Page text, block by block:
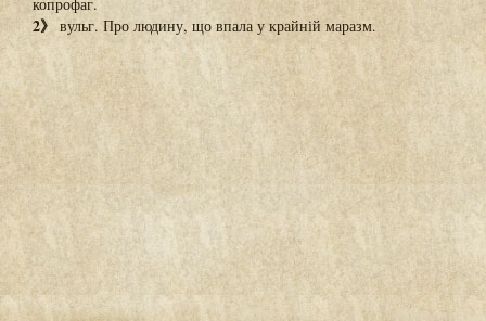
2》 вульг. Про людину, що впала у крайній маразм.